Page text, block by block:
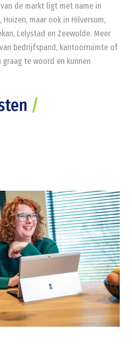
de markt ligt met name in
Huizen, maar ook in Hilversum,
Lelystad en Zeewolde. Meer
bedrijfspand, kantoorruimte of
te woord en kunnen
/